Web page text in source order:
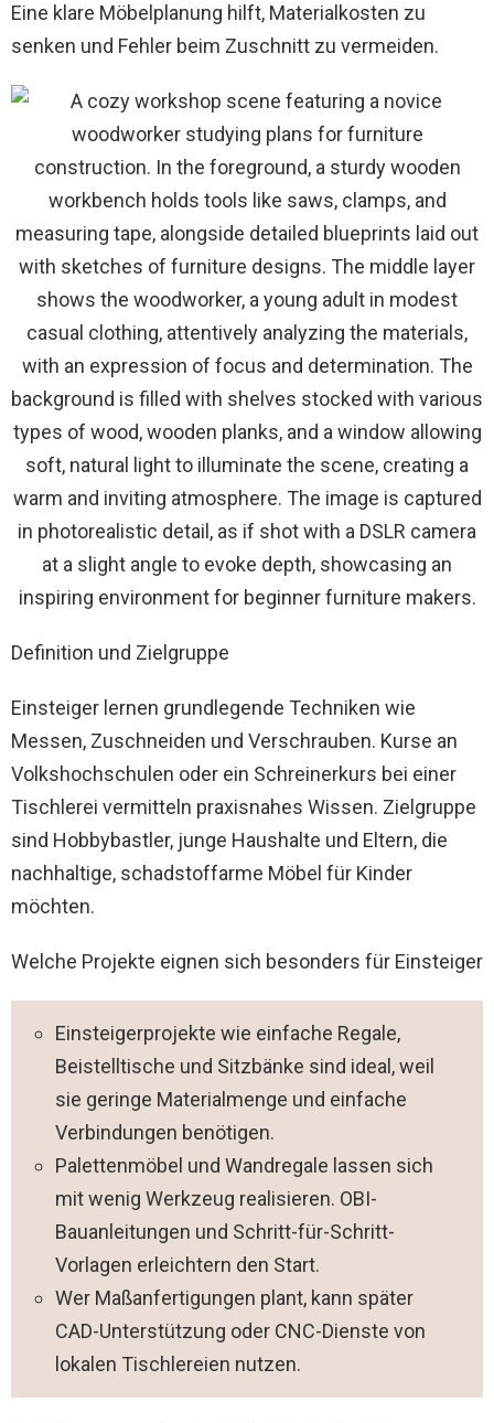
Eine klare Möbelplanung hilft, Materialkosten zu
senken und Fehler beim Zuschnitt zu vermeiden.
Definition und Zielgruppe
Einsteiger lernen grundlegende Techniken wie
Messen, Zuschneiden und Verschrauben. Kurse an
Volkshochschulen oder ein Schreinerkurs bei einer
Tischlerei vermitteln praxisnahes Wissen. Zielgruppe
sind Hobbybastler, junge Haushalte und Eltern, die
nachhaltige, schadstoffarme Möbel für Kinder
möchten.
Welche Projekte eignen sich besonders für Einsteiger
Einsteigerprojekte wie einfache Regale,
Beistelltische und Sitzbänke sind ideal, weil
sie geringe Materialmenge und einfache
Verbindungen benötigen.
Palettenmöbel und Wandregale lassen sich
mit wenig Werkzeug realisieren. OBI-
Bauanleitungen und Schritt-für-Schritt-
Vorlagen erleichtern den Start.
Wer Maßanfertigungen plant, kann später
CAD-Unterstützung oder CNC-Dienste von
lokalen Tischlereien nutzen.